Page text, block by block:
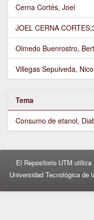
Cerna Cortés, Joel
JOEL CERNA
Olmedo Buenrostro,
Villegas Sepulveda,
Tema
Consumo de etanol,
El Repositorio UTM
Universidad Tecnológica de